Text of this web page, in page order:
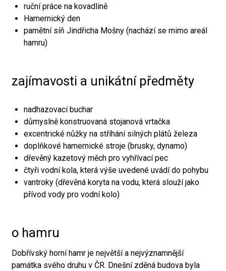
ruční práce na kovadlině
Hamernický den
pamětní síň Jindřicha Mošny (nachází se mimo areál
hamru)
zajímavosti a unikátní předměty
nadhazovací buchar
důmyslně konstruovaná stojanová vrtačka
excentrické nůžky na stříhání silných plátů železa
doplňkové hamernické stroje (brusky, dynamo)
dřevěný kazetový měch pro vyhřívací pec
čtyři vodní kola, která výše uvedené uvádí do pohybu
vantroky (dřevěná koryta na vodu, která slouží jako
přívod vody pro vodní kolo)
o hamru
Dobřívský horní hamr je největší a nejvýznamnější
památka svého druhu v ČR. Dnešní zděná budova byla